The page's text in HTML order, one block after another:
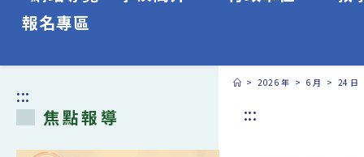
報名專區
> 2026 年 > 6 月 > 24 日
:::
:::
焦點報導